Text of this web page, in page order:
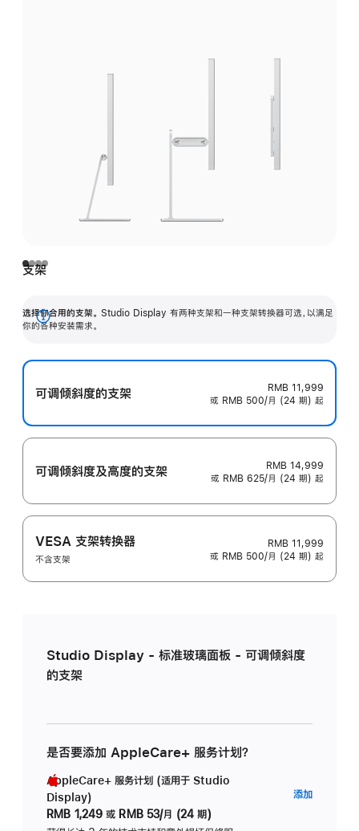
支架
选择你合用的支架。 Studio Display 有两种支架和一种支架转换器可选，以满足
你的各种安装需求。
展
可调倾斜度的支架
RMB 11,999
或 RMB 500/月 (24 期) 起
可调倾斜度及高‍度的支‍架
RMB 14,999
或 RMB 625/月 (24 期) 起
VESA 支架转换器
不含支架
RMB 11,999
或 RMB 500/月 (24 期) 起
Studio Display - 标准玻璃面板 - 可调倾斜度
的支架
是否要添加 AppleCare+ 服务计划？
AppleCare+ 服务计划 (适用于 Studio
Display)
RMB 1,249 或 RMB 53/月 (24 期)
添加